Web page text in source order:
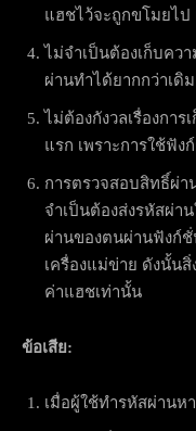
แฮชไว้จะถูกขโมยไ
ไม่จำเป็นต้องเก็บคว
ผ่านทำได้ยากกว่าเดิม
ไม่ต้องกังวลเรื่องกา
แรก เพราะการใช้ฟั
การตรวจสอบสิทธิ์ผ่า
จำเป็นต้องส่งรหัสผ่า
ผ่านของตนผ่านฟังก์
เครื่องแม่ข่าย ดังนั้น
ค่าแฮชเท่านั้น
ข้อเสีย:
เมื่อผู้ใช้ทำรหัสผ่านห